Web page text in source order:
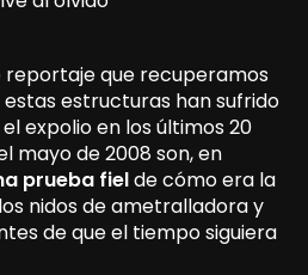
reportaje que recuperamos
estructuras han sufrido
expolio en los últimos 20
mayo de 2008 son, en
prueba fielde cómo era la
nidos de ametralladora y
de que el tiempo siguiera